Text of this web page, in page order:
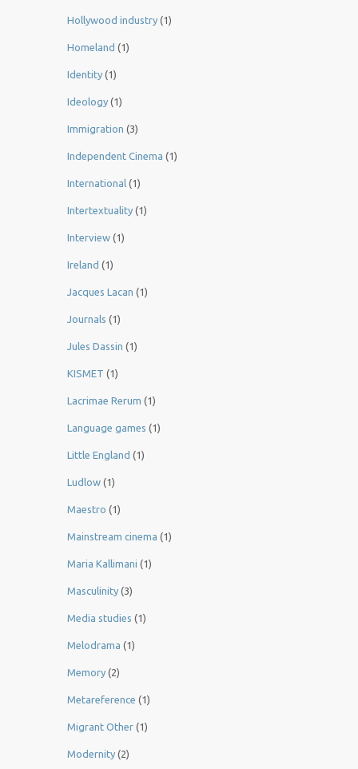
Hollywood industry (1)
Homeland (1)
Identity (1)
Ideology (1)
Immigration (3)
Independent Cinema (1)
International (1)
Intertextuality (1)
Interview (1)
Ireland (1)
Jacques Lacan (1)
Journals (1)
Jules Dassin (1)
KISMET (1)
Lacrimae Rerum (1)
Language games (1)
Little England (1)
Ludlow (1)
Maestro (1)
Mainstream cinema (1)
Maria Kallimani (1)
Masculinity (3)
Media studies (1)
Melodrama (1)
Memory (2)
Metareference (1)
Migrant Other (1)
Modernity (2)